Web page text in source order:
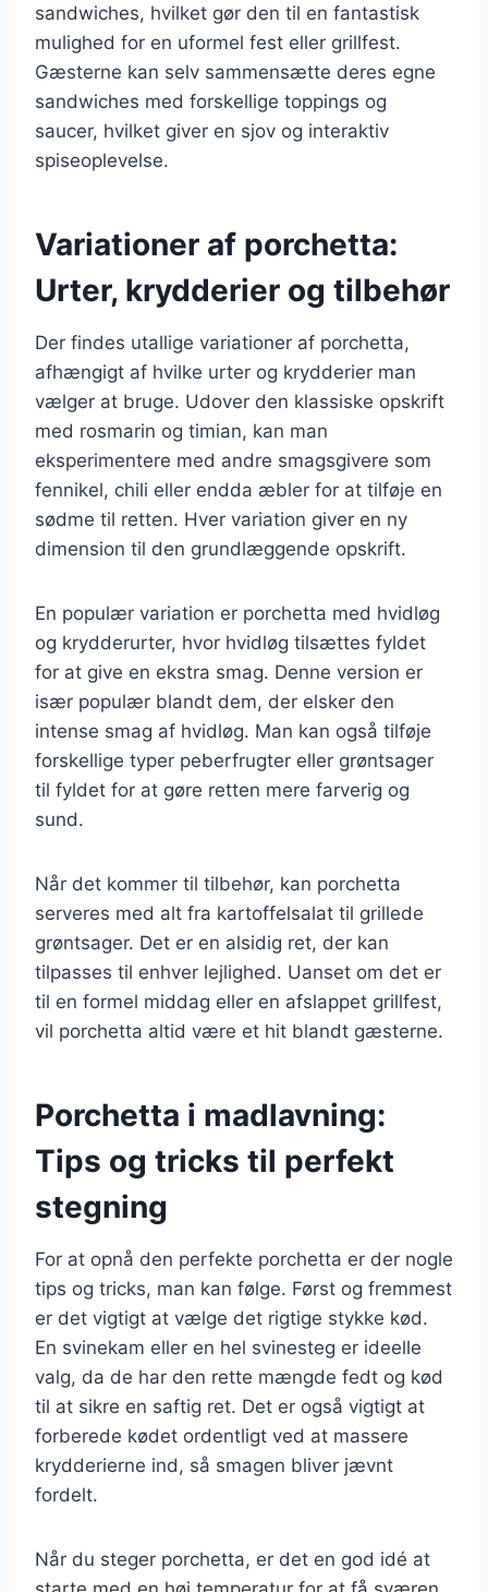
sandwiches, hvilket gør den til en fantastisk
mulighed for en uformel fest eller grillfest.
Gæsterne kan selv sammensætte deres egne
sandwiches med forskellige toppings og
saucer, hvilket giver en sjov og interaktiv
spiseoplevelse.
Variationer af porchetta:
Urter, krydderier og tilbehør
Der findes utallige variationer af porchetta,
afhængigt af hvilke urter og krydderier man
vælger at bruge. Udover den klassiske opskrift
med rosmarin og timian, kan man
eksperimentere med andre smagsgivere som
fennikel, chili eller endda æbler for at tilføje en
sødme til retten. Hver variation giver en ny
dimension til den grundlæggende opskrift.
En populær variation er porchetta med hvidløg
og krydderurter, hvor hvidløg tilsættes fyldet
for at give en ekstra smag. Denne version er
især populær blandt dem, der elsker den
intense smag af hvidløg. Man kan også tilføje
forskellige typer peberfrugter eller grøntsager
til fyldet for at gøre retten mere farverig og
sund.
Når det kommer til tilbehør, kan porchetta
serveres med alt fra kartoffelsalat til grillede
grøntsager. Det er en alsidig ret, der kan
tilpasses til enhver lejlighed. Uanset om det er
til en formel middag eller en afslappet grillfest,
vil porchetta altid være et hit blandt gæsterne.
Porchetta i madlavning:
Tips og tricks til perfekt
stegning
For at opnå den perfekte porchetta er der nogle
tips og tricks, man kan følge. Først og fremmest
er det vigtigt at vælge det rigtige stykke kød.
En svinekam eller en hel svinesteg er ideelle
valg, da de har den rette mængde fedt og kød
til at sikre en saftig ret. Det er også vigtigt at
forberede kødet ordentligt ved at massere
krydderierne ind, så smagen bliver jævnt
fordelt.
Når du steger porchetta, er det en god idé at